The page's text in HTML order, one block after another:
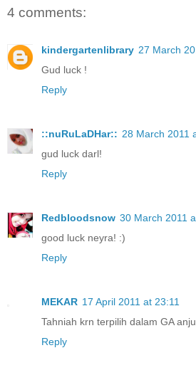
4 comments:
kindergartenlibrary 27 March
Gud luck !
Reply
::nuRuLaDHar:: 28 March 2011
gud luck darl!
Reply
Redbloodsnow 30 March 2011
good luck neyra! :)
Reply
MEKAR 17 April 2011 at 23:11
Tahniah krn terpilih dalam GA
Reply